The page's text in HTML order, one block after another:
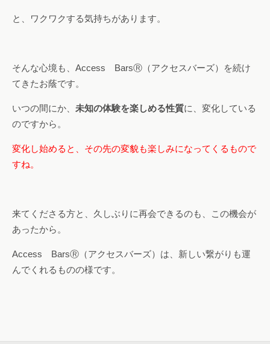
と、ワクワクする気持ちがあります。
そんな心境も、Access BarsⓇ（アクセスバーズ）を続け
てきたお蔭です。
いつの間にか、 未知の体験を楽しめる性質に、変化している
のですから。
変化し始めると、その先の変貌も楽しみになってくるもので
すね。
来てくださる方と、久しぶりに再会できるのも、この機会が
あったから。
Access BarsⓇ（アクセスバーズ）は、新しい繋がりも運
んでくれるものの様です。